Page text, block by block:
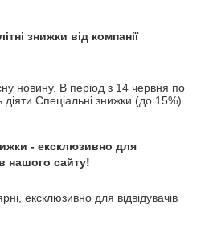
знижки від компанії
новину. В період з 14 червня по
Спеціальні знижки (до 15%)
- ексклюзивно для
нашого сайту!
ексклюзивно для відвідувачів